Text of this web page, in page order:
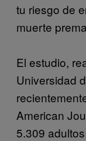
tu riesgo de
muerte
El estudio,
Universidad
American
5.309